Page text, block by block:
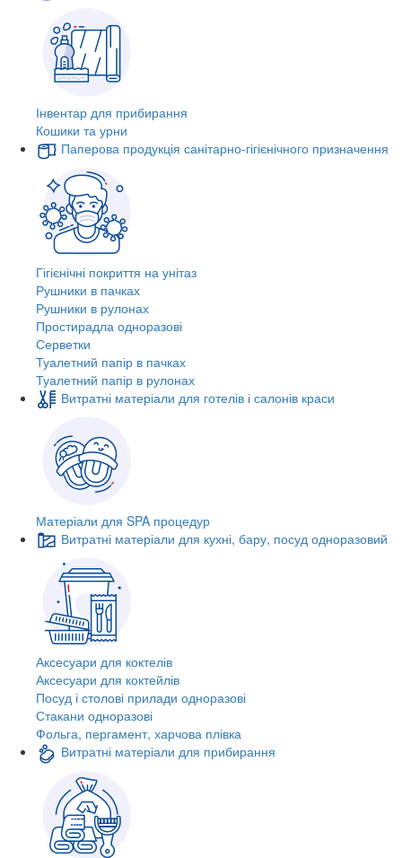
Інвентар для прибирання
Кошики та урни
Паперова продукція санітарно-гігієнічного призначення
Гігієнічні покриття на унітаз
Рушники в пачках
Рушники в рулонах
Простирадла одноразові
Серветки
Туалетний папір в пачках
Туалетний папір в рулонах
Витратні матеріали для готелів і салонів краси
Матеріали для SPA процедур
Витратні матеріали для кухні, бару, посуд одноразовий
Аксесуари для коктелів
Аксесуари для коктейлів
Посуд і столові прилади одноразові
Стакани одноразові
Фольга, пергамент, харчова плівка
Витратні матеріали для прибирання